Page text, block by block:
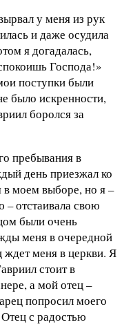
у меня из рук
и даже осудила
я догадалась,
Господа!»
поступки были
было искренности,
боролся за
пребывания в
день приезжал ко
в моем выборе, но я –
отстаивала свою
были очень
меня в очередной
ждет меня в церкви. Я
стоит в
а мой отец –
попросил моего
Отец с радостью